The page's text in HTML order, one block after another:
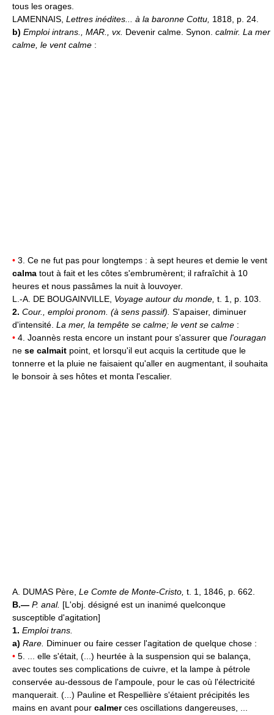
tous les orages.
LAMENNAIS, Lettres inédites... à la baronne Cottu, 1818, p. 24.
b) Emploi intrans., MAR., vx. Devenir calme. Synon. calmir. La mer
calme, le vent calme :
• 3. Ce ne fut pas pour longtemps : à sept heures et demie le vent
calma tout à fait et les côtes s'embrumèrent; il rafraîchit à 10
heures et nous passâmes la nuit à louvoyer.
L.-A. DE BOUGAINVILLE, Voyage autour du monde, t. 1, p. 103.
2. Cour., emploi pronom. (à sens passif). S'apaiser, diminuer
d'intensité. La mer, la tempête se calme; le vent se calme :
• 4. Joannès resta encore un instant pour s'assurer que l'ouragan
ne se calmait point, et lorsqu'il eut acquis la certitude que le
tonnerre et la pluie ne faisaient qu'aller en augmentant, il souhaita
le bonsoir à ses hôtes et monta l'escalier.
A. DUMAS Père, Le Comte de Monte-Cristo, t. 1, 1846, p. 662.
B.— P. anal. [L'obj. désigné est un inanimé quelconque
susceptible d'agitation]
1. Emploi trans.
a) Rare. Diminuer ou faire cesser l'agitation de quelque chose :
• 5. ... elle s'était, (...) heurtée à la suspension qui se balança,
avec toutes ses complications de cuivre, et la lampe à pétrole
conservée au-dessous de l'ampoule, pour le cas où l'électricité
manquerait. (...) Pauline et Respellière s'étaient précipités les
mains en avant pour calmerces oscillations dangereuses, ...